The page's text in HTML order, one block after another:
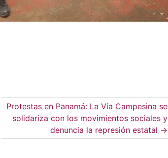
Protestas en Panamá: La Vía Campesina se
solidariza con los movimientos sociales y
denuncia la represión estatal